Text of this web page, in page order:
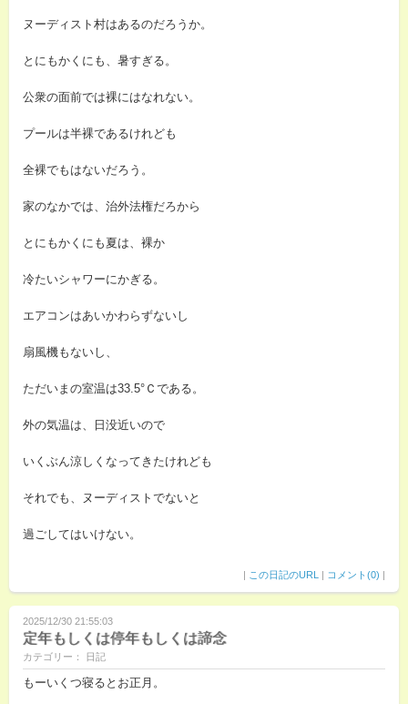
ヌーディスト村はあるのだろうか。
とにもかくにも、暑すぎる。
公衆の面前では裸にはなれない。
プールは半裸であるけれども
全裸でもはないだろう。
家のなかでは、治外法権だろから
とにもかくにも夏は、裸か
冷たいシャワーにかぎる。
エアコンはあいかわらずないし
扇風機もないし、
ただいまの室温は33.5°Ｃである。
外の気温は、日没近いので
いくぶん涼しくなってきたけれども
それでも、ヌーディストでないと
過ごしてはいけない。
| この日記のURL | コメント(0) |
2025/12/30 21:55:03
定年もしくは停年もしくは諦念
カテゴリー： 日記
もーいくつ寝るとお正月。